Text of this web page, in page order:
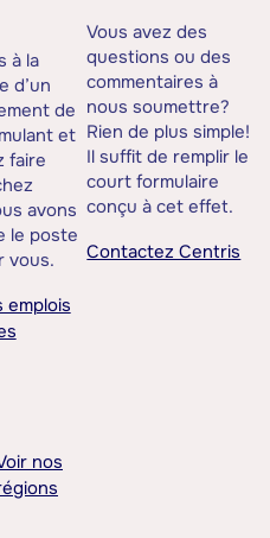
à la
d’un
de
et
faire
avons
le poste
vous.
emplois
Vous avez des
questions ou des
commentaires à
nous soumettre?
Rien de plus simple!
Il suffit de remplir le
court formulaire
conçu à cet effet.
Contactez Centris
nos